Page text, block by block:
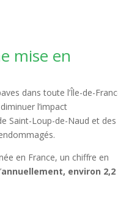
mise en
dans toute l’Île-de-
l’impact
Saint-Loup-de-Naud et des
en France, un chiffre en
annuellement, environ 2,2